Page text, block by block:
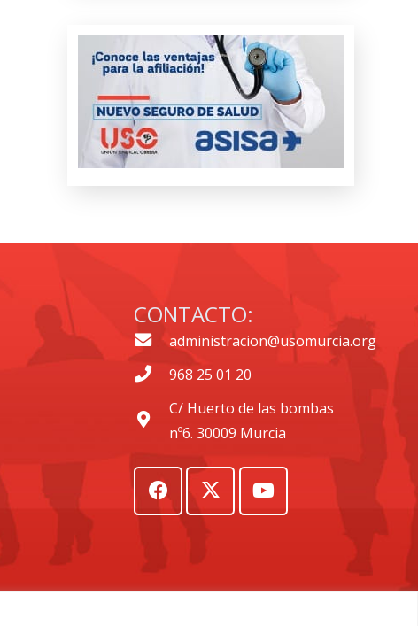
CONTACTO:
administracion@usomurcia.org
968 25 01 20
C/ Huerto de las bombas
nº6. 30009 Murcia